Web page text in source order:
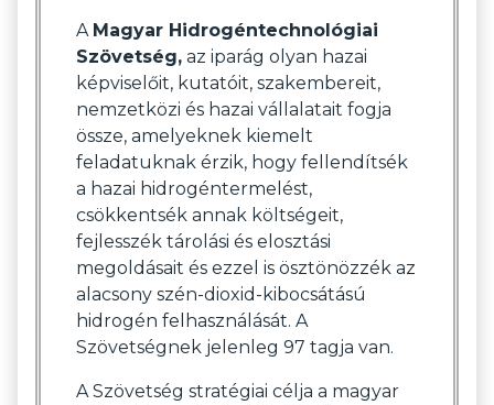
A Magyar Hidrogéntechnológiai
Szövetség, az iparág olyan hazai
képviselőit, kutatóit, szakembereit,
nemzetközi és hazai vállalatait fogja
össze, amelyeknek kiemelt
feladatuknak érzik, hogy fellendítsék
a hazai hidrogéntermelést,
csökkentsék annak költségeit,
fejlesszék tárolási és elosztási
megoldásait és ezzel is ösztönözzék az
alacsony szén-dioxid-kibocsátású
hidrogén felhasználását. A
Szövetségnek jelenleg 97 tagja van.
A Szövetség stratégiai célja a magyar